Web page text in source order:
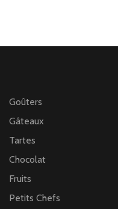
Goûters
Gâteaux
Tartes
Chocolat
Fruits
Petits Chefs